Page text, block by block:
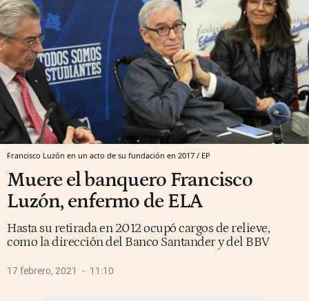
Francisco Luzón en un acto de su fundación en 2017 / EP
Muere el banquero Francisco
Luzón, enfermo de ELA
Hasta su retirada en 2012 ocupó cargos de relieve,
como la dirección del Banco Santander y del BBV
17 febrero, 2021 11:10